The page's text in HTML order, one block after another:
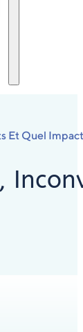
Et Quel